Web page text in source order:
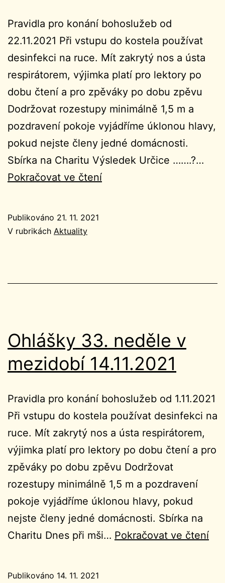
Pravidla pro konání bohoslužeb od
22.11.2021 Při vstupu do kostela používat
desinfekci na ruce. Mít zakrytý nos a ústa
respirátorem, výjimka platí pro lektory po
dobu čtení a pro zpěváky po dobu zpěvu
Dodržovat rozestupy minimálně 1,5 m a
pozdravení pokoje vyjádříme úklonou hlavy,
pokud nejste členy jedné domácnosti.
Sbírka na Charitu Výsledek Určice …….?…
Pokračovat ve čteníOhlášky
Publikováno 21. 11. 2021
V rubrikách Aktuality
Ohlášky 33. neděle v
mezidobí 14.11.2021
Pravidla pro konání bohoslužeb od 1.11.2021
Při vstupu do kostela používat desinfekci na
ruce. Mít zakrytý nos a ústa respirátorem,
výjimka platí pro lektory po dobu čtení a pro
zpěváky po dobu zpěvu Dodržovat
rozestupy minimálně 1,5 m a pozdravení
pokoje vyjádříme úklonou hlavy, pokud
nejste členy jedné domácnosti. Sbírka na
Charitu Dnes při mši… Pokračovat ve čtení
Publikováno 14. 11. 2021